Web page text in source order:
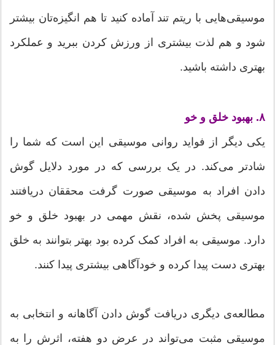
موسیقی‌هایی با ریتم تند آماده کنید تا هم انگیزه‌تان بیشتر
شود و هم لذت بیشتری از ورزش کردن ببرید و عملکرد
بهتری داشته باشید.
۸. بهبود خلق و خو
یکی دیگر از فواید روانی موسیقی این است که شما را
شادتر می‌کند. در یک بررسی که در مورد دلایل گوش
دادن افراد به موسیقی صورت گرفت محققان دریافتند
موسیقی پخش شده، نقش مهمی در بهبود خلق و خو
دارد. موسیقی به افراد کمک کرده بود بهتر بتوانند به خلق
بهتری دست پیدا کرده و خودآگاهی بیشتری پیدا کنند.
مطالعه‌ی دیگری دریافت گوش دادن آگاهانه و انتخابی به
موسیقی مثبت می‌تواند در عرض دو هفته، اثرش را به